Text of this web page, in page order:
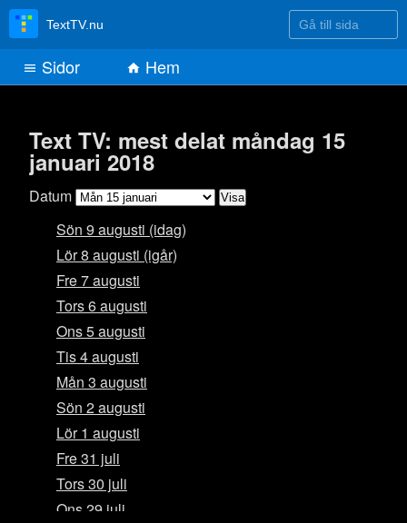
Text TV: mest delat måndag 15
januari 2018
Datum
Sön 9 augusti (idag)
Lör 8 augusti (igår)
Fre 7 augusti
Tors 6 augusti
Ons 5 augusti
Tis 4 augusti
Mån 3 augusti
Sön 2 augusti
Lör 1 augusti
Fre 31 juli
Tors 30 juli
Ons 29 juli
TextTV.nu Gå till sida
Sidor Hem